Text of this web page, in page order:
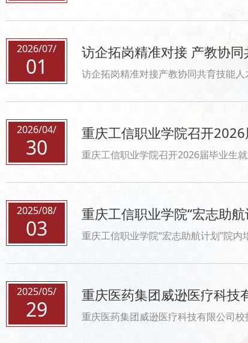
2026/07/
01
访企拓岗精准对接 产教协
访企拓岗精准对接产教协同共育技能人才——学校赴苏浙开展实习基地专项考察为深入贯彻落实产教融
2026/04/
30
重庆工信职业学院召开
重庆工信职业学院召开2026届毕业生就业工作推进会为扎实推进2026届毕业生就业工作，进一步统
2025/08/
03
重庆工信职业学院“宏志助
重庆工信职业学院“宏志助航计划”院内培训班圆满收官助力青年学子逐梦启航近日，由重庆师范大学
2025/05/
29
重庆医药集团威逊医疗科
重庆医药集团威逊医疗科技有限公司校招啦一、企业介绍重庆医药集团威逊医疗科技有限公司成立